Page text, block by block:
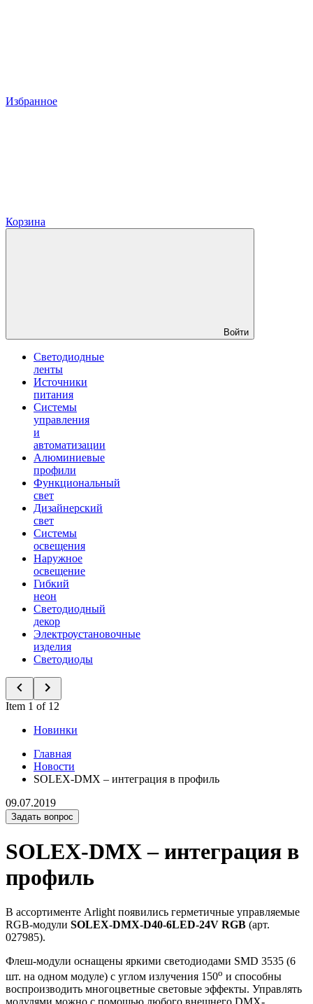
Избранное
Корзина
Войти
Светодиодные
ленты
Источники
питания
Системы
управления
и
автоматизации
Алюминиевые
профили
Функциональный
свет
Дизайнерский
свет
Системы
освещения
Наружное
освещение
Гибкий
неон
Светодиодный
декор
Электроустановочные
изделия
Светодиоды
Item 1 of 12
Новинки
Главная
Новости
SOLEX-DMX – интеграция в профиль
09.07.2019
Задать вопрос
SOLEX-DMX – интеграция в
профиль
В ассортименте Arlight появились герметичные управляемые
RGB-модули SOLEX-DMX-D40-6LED-24V RGB (арт.
027985).
Флеш-модули оснащены яркими светодиодами SMD 3535 (6
шт. на одном модуле) с углом излучения 150o и способны
воспроизводить многоцветные световые эффекты. Управлять